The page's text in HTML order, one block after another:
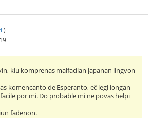
)
kiu komprenas malfacilan japanan lingvon
komencanto de Esperanto, eĉ legi longan
por mi. Do probable mi ne povas helpi
fadenon.